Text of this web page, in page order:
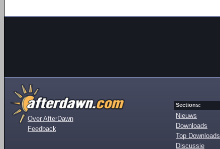
Over AfterDawn
Feedback
Sections:
Nieuws
Downloads
Top Downloads
Discussie